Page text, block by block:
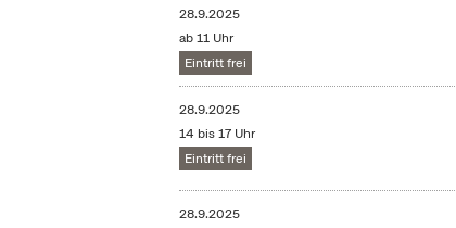
28.9.2025
ab 11 Uhr
Eintritt frei
28.9.2025
14 bis 17 Uhr
Eintritt frei
28.9.2025